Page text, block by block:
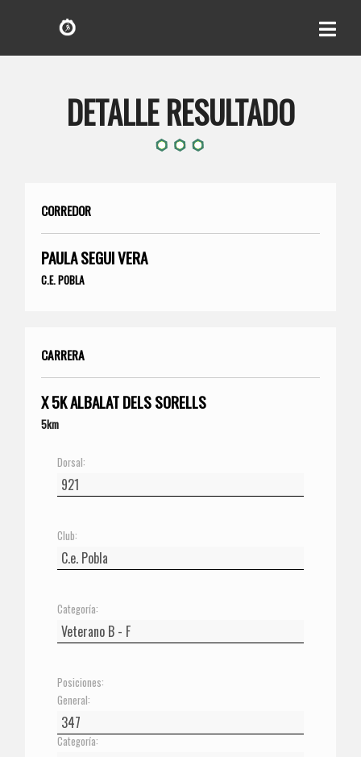
DETALLE RESULTADO
CORREDOR
PAULA SEGUI VERA
C.E. POBLA
CARRERA
X 5K ALBALAT DELS SORELLS
5km
Dorsal:
Club:
Categoría:
Posiciones:
General:
Categoría: